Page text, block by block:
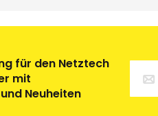
für den Netztech
mit
Neuheiten